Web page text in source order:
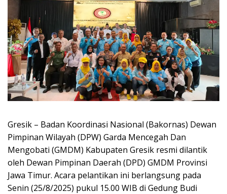
Gresik – Badan Koordinasi Nasional (Bakornas) Dewan
Pimpinan Wilayah (DPW) Garda Mencegah Dan
Mengobati (GMDM) Kabupaten Gresik resmi dilantik
oleh Dewan Pimpinan Daerah (DPD) GMDM Provinsi
Jawa Timur. Acara pelantikan ini berlangsung pada
Senin (25/8/2025) pukul 15.00 WIB di Gedung Budi